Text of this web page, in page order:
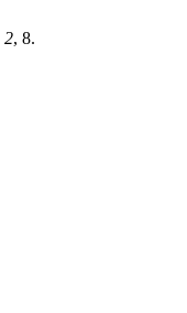
2, 8.